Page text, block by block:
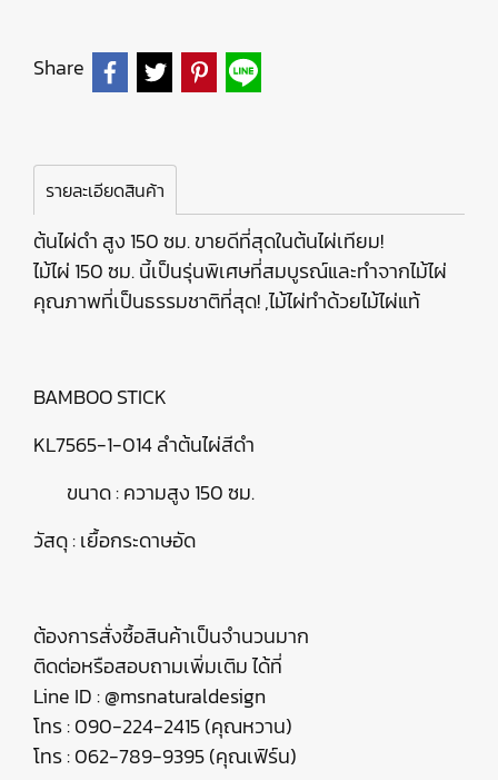
Share
รายละเอียดสินค้า
ต้นไผ่ดำ สูง 150 ซม. ขายดีที่สุดในต้นไผ่เทียม!
ไม้ไผ่ 150 ซม. นี้เป็นรุ่นพิเศษที่สมบูรณ์และทำจากไม้ไผ่
คุณภาพที่เป็นธรรมชาติที่สุด! ,ไม้ไผ่ทำด้วยไม้ไผ่แท้
BAMBOO STICK
KL7565-1-014 ลำต้นไผ่สีดำ
ขนาด : ความสูง 150 ซม.
วัสดุ : เยื้อกระดาษอัด
ต้องการสั่งซื้อสินค้าเป็นจำนวนมาก
ติดต่อหรือสอบถามเพิ่มเติม ได้ที่
Line ID : @msnaturaldesign
โทร : 090-224-2415 (คุณหวาน)
โทร : 062-789-9395 (คุณเฟิร์น)